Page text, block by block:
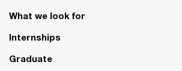
What we look for
Internships
Graduate